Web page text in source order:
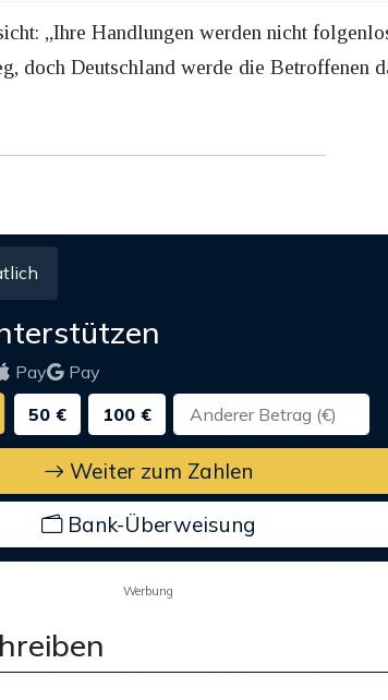
„Ihre Handlungen werden nicht
doch Deutschland werde die Betroffenen
Pay
Pay
50 € 100 €
Weiter zum Zahlen
Bank-Überweisung
Werbung